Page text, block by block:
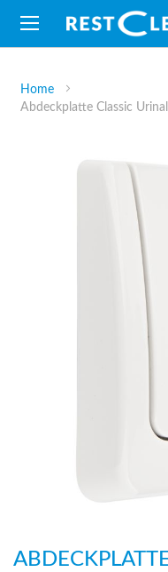
Home
Abdeckplatte Classic
Anfang